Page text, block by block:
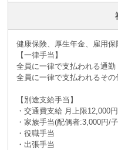
健康保険、厚生年金、雇用保
【一律手当】
全員に一律で支払われる通
全員に一律で支払われるその
【別途支給手当】
・交通費支給 月上限12,000
・家族手当(配偶者:3,000円/
・役職手当
・出張手当